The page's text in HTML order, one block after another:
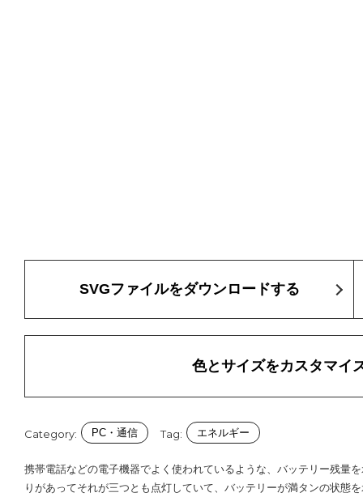
SVGファイルをダウンロードする
色とサイズをカスタマイ
Category: PC・通信 Tag: エネルギー
携帯電話などの電子機器でよく使われているような、バッテリー残量
りがあってそれが三つとも点灯していて、バッテリーが満タンの状態を